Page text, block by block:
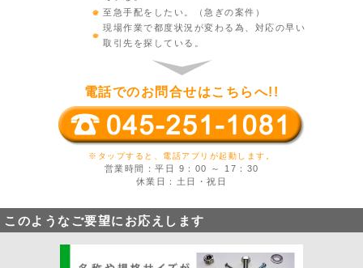
至急手配をしたい。（急ぎの案件）
現場作業で都度状況が変わる為、対応の早い
取引先を探している。
電話でのお問合せはこちらへ!!
※タップすると、電話アプリが起動します。
営業時間：平日 9：00 ～ 17：30
休業日：土日・祝日
このようなご要望にお応えします